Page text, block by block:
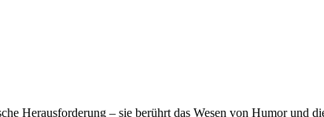
Herausforderung – sie berührt das Wesen von Humor und